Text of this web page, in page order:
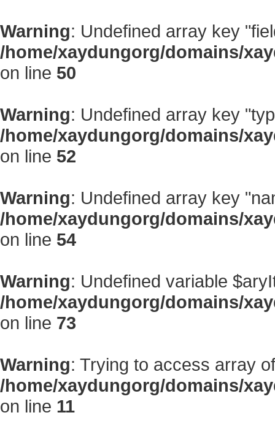
Warning: Undefined array key
/home/xaydungorg/domains/
on line 50
Warning: Undefined array key
/home/xaydungorg/domains/
on line 52
Warning: Undefined array key
/home/xaydungorg/domains/
on line 54
Warning: Undefined variable
/home/xaydungorg/domains/
on line 73
Warning: Trying to access array
/home/xaydungorg/domains/
on line 11